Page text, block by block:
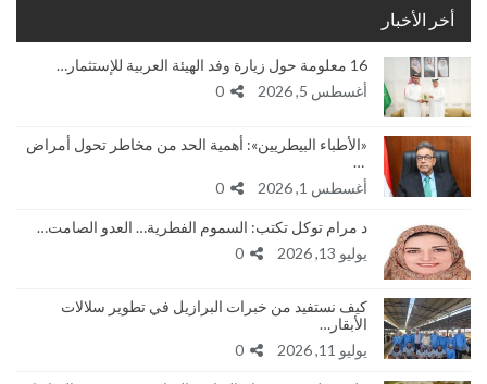
أخر الأخبار
16 معلومة حول زيارة وفد الهيئة العربية للإستثمار…
أغسطس 5, 2026
«الأطباء البيطريين»: أهمية الحد من مخاطر تحول أمراض
…
أغسطس 1, 2026
د مرام توكل تكتب: السموم الفطرية… العدو الصامت…
يوليو 13, 2026
كيف نستفيد من خبرات البرازيل في تطوير سلالات
الأبقار…
يوليو 11, 2026